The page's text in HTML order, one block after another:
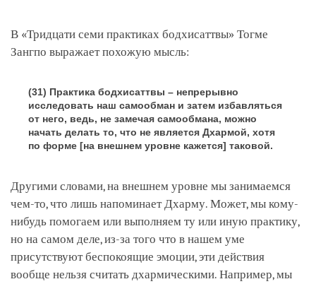
В «Тридцати семи практиках бодхисаттвы» Тогме
Зангпо выражает похожую мысль:
(31) Практика бодхисаттвы – непрерывно
исследовать наш самообман и затем избавляться
от него, ведь, не замечая самообмана, можно
начать делать то, что не является Дхармой, хотя
по форме [на внешнем уровне кажется] таковой.
Другими словами, на внешнем уровне мы занимаемся
чем-то, что лишь напоминает Дхарму. Может, мы кому-
нибудь помогаем или выполняем ту или иную практику,
но на самом деле, из-за того что в нашем уме
присутствуют беспокоящие эмоции, эти действия
вообще нельзя считать дхармическими. Например, мы